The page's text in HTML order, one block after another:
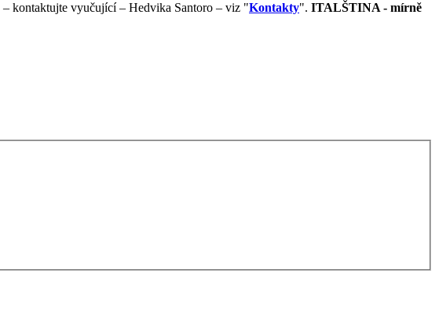
– kontaktujte vyučující – Hedvika Santoro – viz "Kontakty". ITALŠTINA - mírně